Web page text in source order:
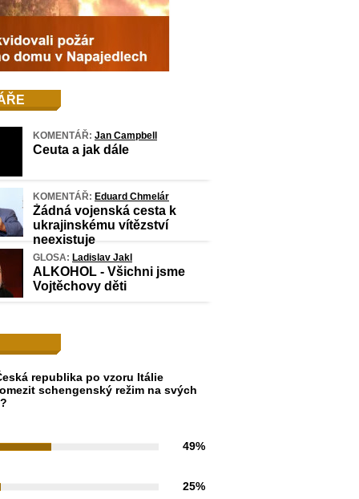
KOMENTÁŘ: Jan Campbell
Ceuta a jak dále
KOMENTÁŘ: Eduard Chmelár
Žádná vojenská cesta k
ukrajinskému vítězství
neexistuje
GLOSA: Ladislav Jakl
ALKOHOL - Všichni jsme
Vojtěchovy děti
republika po vzoru Itálie
schengenský režim na svých
49%
25%